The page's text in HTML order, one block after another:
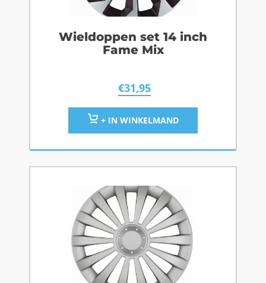
Wieldoppen set 14 inch
Fame Mix
€31,95
+ IN WINKELMAND